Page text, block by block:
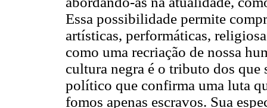
Essa possibilidade permite
artísticas, performáticas,
como uma recriação de nossa
cultura negra é o tributo dos que
político que confirma uma luta
fomos apenas escravos. Sua